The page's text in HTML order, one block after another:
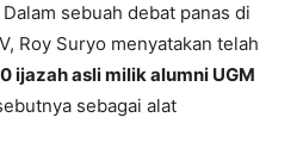
Dalam sebuah debat panas di
Roy Suryo menyatakan telah
ijazah asli milik alumni UGM
sebagai alat